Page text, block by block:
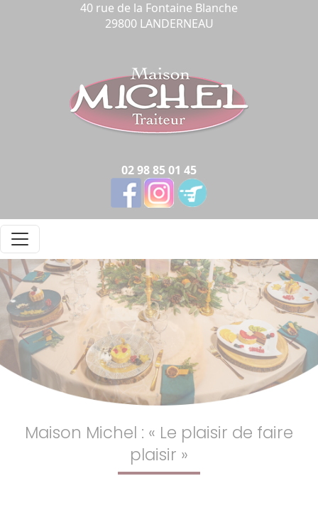
40 rue de la Fontaine Blanche
29800 LANDERNEAU
02 98 85 01 45
Previous Next
Maison Michel : « Le plaisir de faire
plaisir »
Panneau de gestion des cookies